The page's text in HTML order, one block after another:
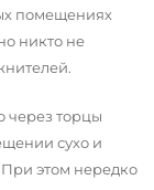
помещениях
никто не
через торцы
сухо и
этом нередко